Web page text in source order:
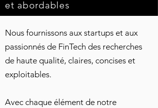
et abordables
Nous fournissons aux startups et aux
passionnés de FinTech des recherches
de haute qualité, claires, concises et
exploitables.
Avec chaque élément de notre